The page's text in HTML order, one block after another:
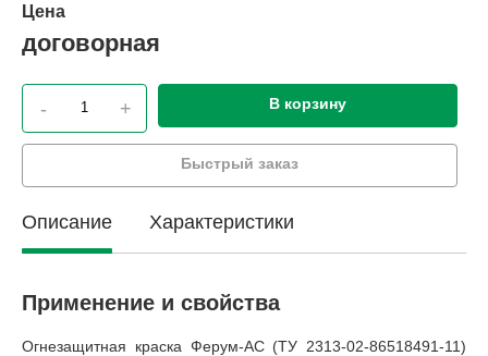
Цена
договорная
- + В корзину
Быстрый заказ
Описание Характеристики
Применение и свойства
Огнезащитная краска Ферум-АС (ТУ 2313-02-86518491-11)